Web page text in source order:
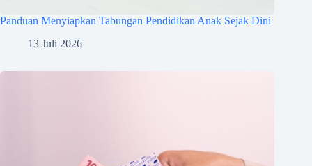
Panduan Menyiapkan Tabungan Pendidikan Anak Sejak Dini
13 Juli 2026